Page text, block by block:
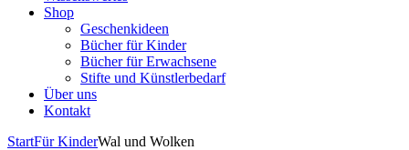
Shop
Geschenkideen
Bücher für Kinder
Bücher für Erwachsene
Stifte und Künstlerbedarf
Über uns
Kontakt
StartFür KinderWal und Wolken